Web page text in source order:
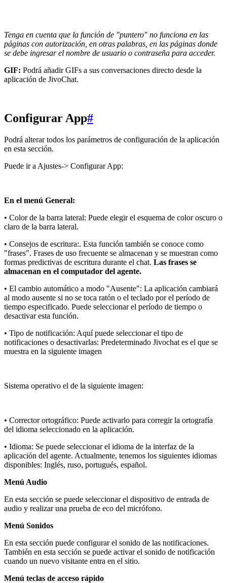
Tenga en cuenta que la función de "puntero" no funciona en las
páginas con autorización, en otras palabras, en las páginas donde
se debe ingresar el nombre de usuario o contraseña para acceder.
GIF: Podrá añadir GIFs a sus conversaciones directo desde la
aplicación de JivoChat.
Configurar App#
Podrá alterar todos los parámetros de configuración de la aplicación
en esta sección.
Puede ir a Ajustes-> Configurar App:
En el menú General:
• Color de la barra lateral: Puede elegir el esquema de color oscuro o
claro de la barra lateral.
• Consejos de escritura:. Esta función también se conoce como
"frases". Frases de uso frecuente se almacenan y se muestran como
formas predictivas de escritura durante el chat. Las frases se
almacenan en el computador del agente.
• El cambio automático a modo "Ausente": La aplicación cambiará
al modo ausente si no se toca ratón o el teclado por el período de
tiempo especificado. Puede seleccionar el período de tiempo o
desactivar esta función.
• Tipo de notificación: Aquí puede seleccionar el tipo de
notificaciones o desactivarlas: Predeterminado Jivochat es el que se
muestra en la siguiente imagen
Sistema operativo el de la siguiente imagen:
• Corrector ortográfico: Puede activarlo para corregir la ortografía
del idioma seleccionado en la aplicación.
• Idioma: Se puede seleccionar el idioma de la interfaz de la
aplicación del agente. Actualmente, tenemos los siguientes idiomas
disponibles: Inglés, ruso, portugués, español.
Menú Audio
En esta sección se puede seleccionar el dispositivo de entrada de
audio y realizar una prueba de eco del micrófono.
Menú Sonidos
En esta sección puede configurar el sonido de las notificaciones.
También en esta sección se puede activar el sonido de notificación
cuando un nuevo visitante entra en el sitio.
Menú teclas de acceso rápido